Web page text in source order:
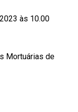
às 10.00
Mortuárias de